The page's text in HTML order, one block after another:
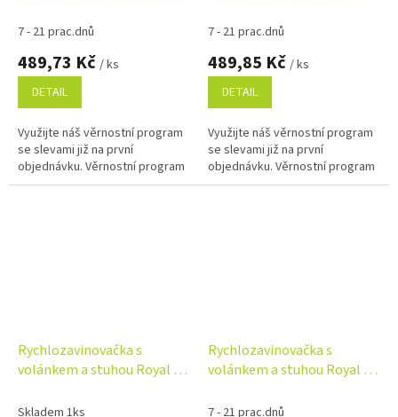
7 - 21 prac.dnů
489,73 Kč / ks
DETAIL
Využijte náš věrnostní program
se slevami již na první
objednávku. Věrnostní program
7 - 21 prac.dnů
489,85 Kč / ks
DETAIL
Využijte náš věrnostní program
se slevami již na první
objednávku. Věrnostní program
Rychlozavinovačka s
volánkem a stuhou Royal -
Skladem 1ks
Rychlozavinovačka s
volánkem a stuhou Royal -
7 - 21 prac.dnů